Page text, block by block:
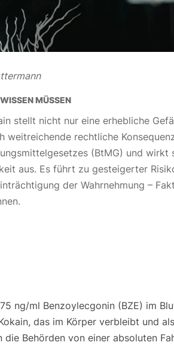
MÜSSEN
stellt nicht nur eine erhebliche
weitreichende rechtliche
(BtMG) und
aus. Es führt zu gesteigerter
der Wahrnehmung –
ng/ml Benzoylecgonin (BZE) im
das im Körper verbleibt und
Behörden von einer absoluten